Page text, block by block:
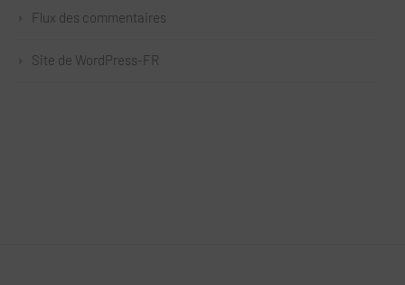
Flux des commentaires
Site de WordPress-FR